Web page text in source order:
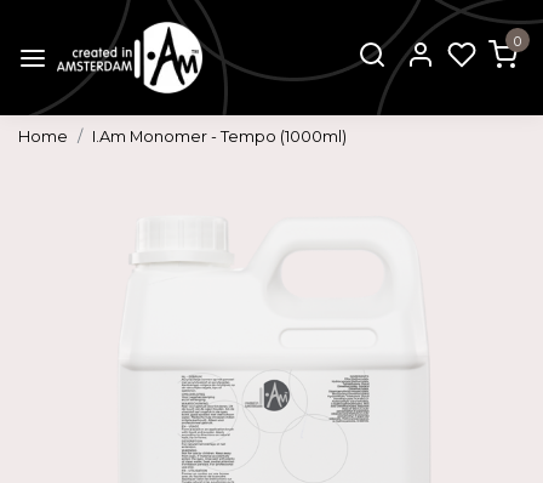
0
Home I.Am Monomer - Tempo (1000ml)